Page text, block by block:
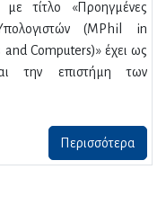
τίτλο «Προηγμένες
(MPhil in
Computers)» έχει ως
την επιστήμη των
Περισσότερα